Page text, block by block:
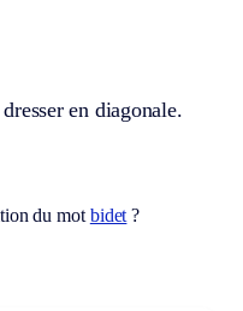
en diagonale.
du mot bidet ?